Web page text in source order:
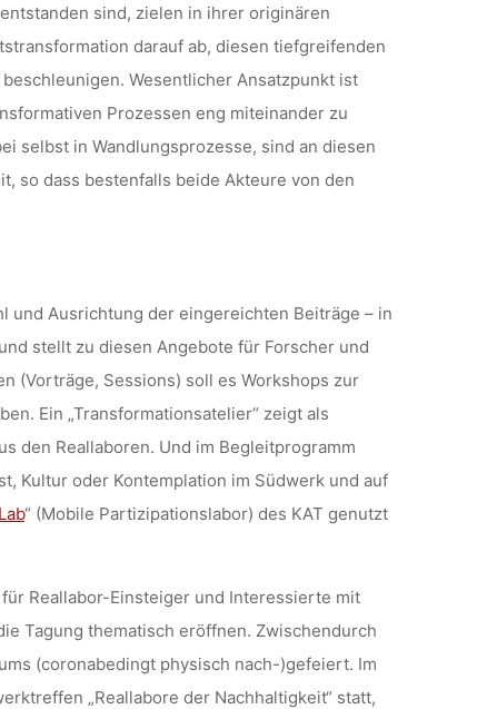
sind, zielen in ihrer originären
darauf ab, diesen tiefgreifenden
Wesentlicher Ansatzpunkt ist
Prozessen eng miteinander zu
selbst in Wandlungsprozesse, sind an diesen
so dass bestenfalls beide Akteure von den
und Ausrichtung der eingereichten Beiträge – in
stellt zu diesen Angebote für Forscher und
(Vorträge, Sessions) soll es Workshops zur
Ein „Transformationsatelier“ zeigt als
den Reallaboren. Und im Begleitprogramm
Kultur oder Kontemplation im Südwerk und auf
“ (Mobile Partizipationslabor) des KAT genutzt
Reallabor-Einsteiger und Interessierte mit
Tagung thematisch eröffnen. Zwischendurch
(coronabedingt physisch nach-)gefeiert. Im
„Reallabore der Nachhaltigkeit“ statt,